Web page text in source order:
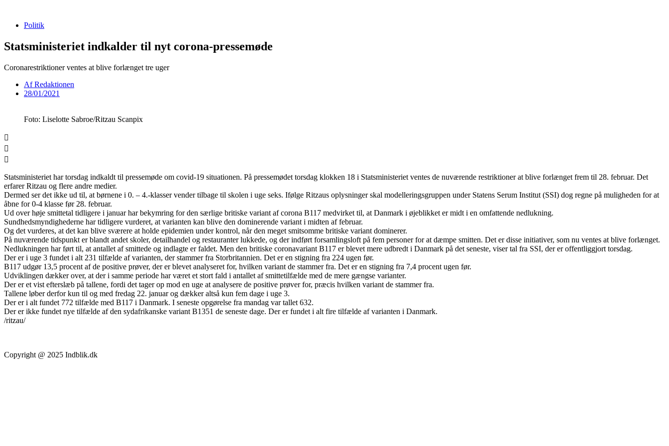
indholdPolitik
Statsministeriet indkalder til nyt corona-pressemøde
Coronarestriktioner ventes at blive forlænget tre uger
AfRedaktionen
28/01/2021
Foto: Liselotte Sabroe/Ritzau Scanpix
Statsministeriet har torsdag indkaldt til pressemøde om covid-19 situationen. På pressemødet torsdag klokken 18 i Statsministeriet ventes de nuværende restriktioner at blive forlænget frem til 28. februar. Det
erfarer Ritzau og flere andre medier.
Dermed ser det ikke ud til, at børnene i 0. – 4.-klasser vender tilbage til skolen i uge seks. Ifølge Ritzaus oplysninger skal modelleringsgruppen under Statens Serum Institut (SSI) dog regne på muligheden for at
åbne for 0-4 klasse før 28. februar.
Ud over høje smittetal tidligere i januar har bekymring for den særlige britiske variant af corona B117 medvirket til, at Danmark i øjeblikket er midt i en omfattende nedlukning.
Sundhedsmyndighederne har tidligere vurderet, at varianten kan blive den dominerende variant i midten af februar.
Og det vurderes, at det kan blive sværere at holde epidemien under kontrol, når den meget smitsomme britiske variant dominerer.
På nuværende tidspunkt er blandt andet skoler, detailhandel og restauranter lukkede, og der indført forsamlingsloft på fem personer for at dæmpe smitten. Det er disse initiativer, som nu ventes at blive forlænget.
Nedlukningen har ført til, at antallet af smittede og indlagte er faldet. Men den britiske coronavariant B117 er blevet mere udbredt i Danmark på det seneste, viser tal fra SSI, der er offentliggjort torsdag.
Der er i uge 3 fundet i alt 231 tilfælde af varianten, der stammer fra Storbritannien. Det er en stigning fra 224 ugen før.
B117 udgør 13,5 procent af de positive prøver, der er blevet analyseret for, hvilken variant de stammer fra. Det er en stigning fra 7,4 procent ugen før.
Udviklingen dækker over, at der i samme periode har været et stort fald i antallet af smittetilfælde med de mere gængse varianter.
Der er et vist efterslæb på tallene, fordi det tager op mod en uge at analysere de positive prøver for, præcis hvilken variant de stammer fra.
Tallene løber derfor kun til og med fredag 22. januar og dækker altså kun fem dage i uge 3.
Der er i alt fundet 772 tilfælde med B117 i Danmark. I seneste opgørelse fra mandag var tallet 632.
Der er ikke fundet nye tilfælde af den sydafrikanske variant B1351 de seneste dage. Der er fundet i alt fire tilfælde af varianten i Danmark.
/ritzau/
Copyright @ 2025 Indblik.dk